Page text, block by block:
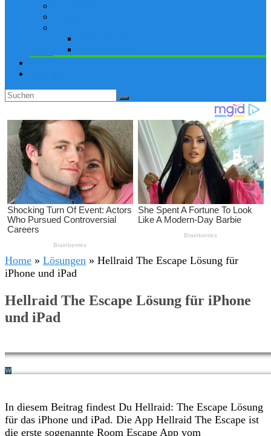
Home » Lösungen » Hellraid The Escape Lösung für
iPhone und iPad
Hellraid The Escape Lösung für iPhone
und iPad
In diesem Beitrag findest Du Hellraid: The Escape Lösung
für das iPhone und iPad. Die App Hellraid The Escape ist
die erste sogenannte Room Escape App vom